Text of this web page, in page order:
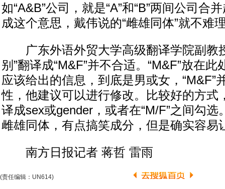
如“A&B”公司，就是“A”和“B”两间公司合
成这个意思，戴伟说的“雌雄同体”就不难
广东外语外贸大学高级翻译学院副教
别”翻译成“M&F”并不合适。“M&F”放在
应该给出的信息，到底是男或女，“M&F”
性，他建议可以进行修改。比较好的方式
译成sex或gender，或者在“M/F”之间勾选
雌雄同体，有点搞笑成分，但是确实容易
南方日报记者 蒋哲 雷雨
(责任编辑：UN614)